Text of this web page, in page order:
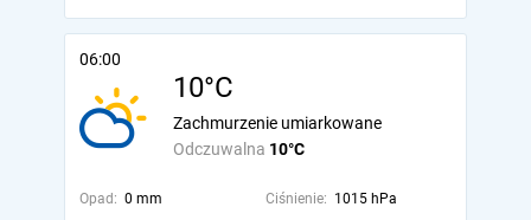
06:00
10°C
Odczuwalna 10°C
Zachmurzenie umiarkowane
Opad: 0 mm Ciśnienie: 1015 hPa